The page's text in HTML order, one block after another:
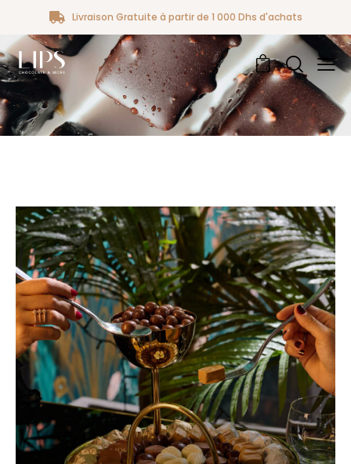
Livraison Gratuite à partir de 1 000 Dhs d'achats
0